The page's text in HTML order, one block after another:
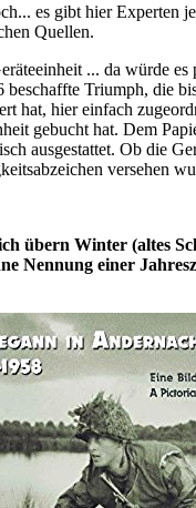
es gibt hier Experten
Quellen.
... da würde es
beschaffte Triumph, die
hat, hier einfach
gebucht hat. Dem
ausgestattet. Ob die
versehen
übern Winter (altes
Nennung einer